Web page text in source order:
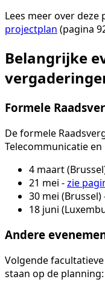
Lees meer over
projectplan (pagina
Belangrijke
Formele
De formele
Telecommunicatie
4 maart
21 mei -zie
30 mei (Brussel)
18 juni
Andere
Volgende
staan op de planning: